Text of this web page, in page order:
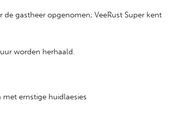
gastheer opgenomen; VeeRust Super kent
worden herhaald.
ernstige huidlaesies